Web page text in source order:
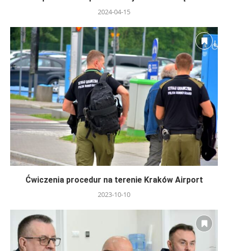
2024-04-15
Ćwiczenia procedur na terenie Kraków Airport
2023-10-10